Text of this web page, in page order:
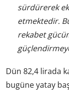
sürdürerek
etmektedir.
rekabet
Dün 82,4 lirada
bugüne yatay